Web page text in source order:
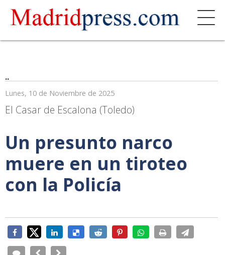
..
Lunes, 10 de Noviembre de 2025
El Casar de Escalona (Toledo)
Un presunto narco
muere en un tiroteo
con la Policía